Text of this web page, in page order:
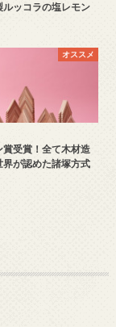
ッコラの塩レモン
オススメ
賞受賞！全て木材造
界が認めた諸塚方式